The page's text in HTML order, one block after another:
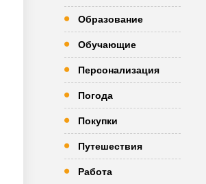
Образование
Обучающие
Персонализация
Погода
Покупки
Путешествия
Работа